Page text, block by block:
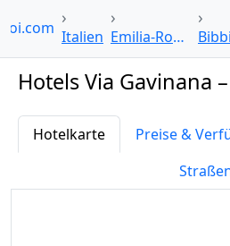
Italien Emilia-Romagna
Hotels Via Gavinana
Hotelkarte
Preise &